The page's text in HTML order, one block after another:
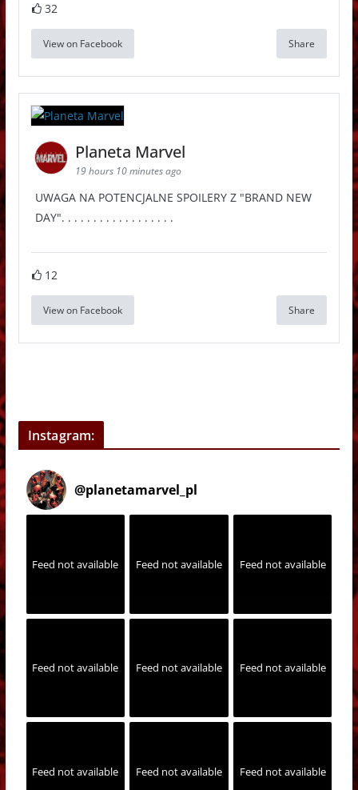
32
View on Facebook Share
Planeta Marvel
19 hours 10 minutes ago
UWAGA NA POTENCJALNE SPOILERY Z "BRAND NEW
DAY". . . . . . . . . . . . . . . . . .
12
View on Facebook Share
Instagram:
@planetamarvel_pl
Feed not available Feed not available Feed not available
Feed not available Feed not available Feed not available
Feed not available Feed not available Feed not available